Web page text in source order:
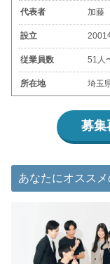
代表者 加藤
設立 2001
従業員数 51人
所在地 埼玉
募集
あなたにオスス